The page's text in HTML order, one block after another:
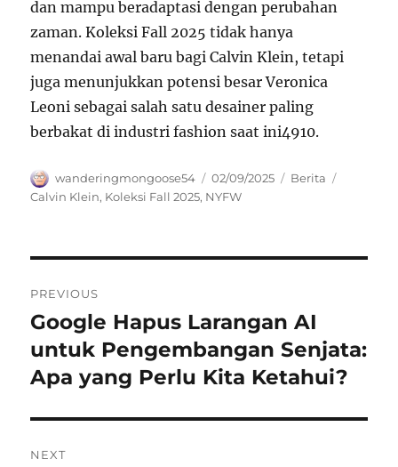
dan mampu beradaptasi dengan perubahan
zaman. Koleksi Fall 2025 tidak hanya
menandai awal baru bagi Calvin Klein, tetapi
juga menunjukkan potensi besar Veronica
Leoni sebagai salah satu desainer paling
berbakat di industri fashion saat ini4910.
Author
wanderingmongoose54
Posted
on
02/09/2025 Categories
Berita
Calvin Klein, Koleksi Fall 2025, NYFW
pos
PREVIOUS
Previous
post:
Google Hapus Larangan AI
untuk Pengembangan Senjata:
Apa yang Perlu Kita Ketahui?
NEXT